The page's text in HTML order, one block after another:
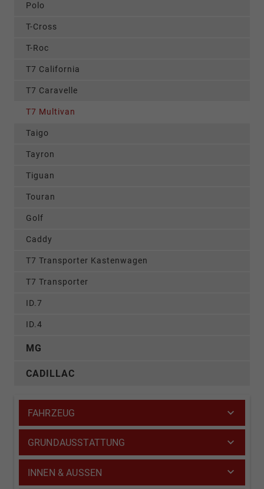
Polo
T-Cross
T-Roc
T7 California
T7 Caravelle
T7 Multivan
Taigo
Tayron
Tiguan
Touran
Golf
Caddy
T7 Transporter Kastenwagen
T7 Transporter
ID.7
ID.4
MG
CADILLAC
FAHRZEUG
GRUNDAUSSTATTUNG
INNEN & AUSSEN